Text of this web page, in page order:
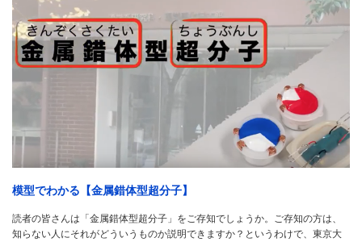
模型でわかる【金属錯体型超分子】
読者の皆さんは「金属錯体型超分子」をご存知でしょうか。ご存知の方は、
知らない人にそれがどういうものか説明できますか？というわけで、東京大